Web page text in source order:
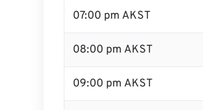
07:00 pm AKST
08:00 pm AKST
09:00 pm AKST